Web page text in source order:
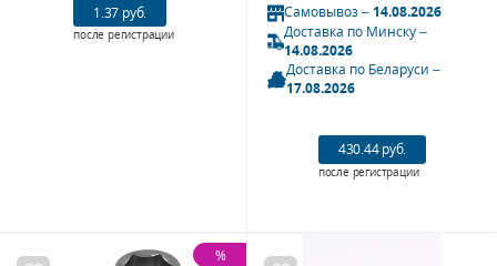
1.37 руб.
после регистрации
Самовывоз –14.08.2026
Доставка по Минску –
14.08.2026
Доставка по Беларуси –
17.08.2026
430.44 руб.
после регистрации
%